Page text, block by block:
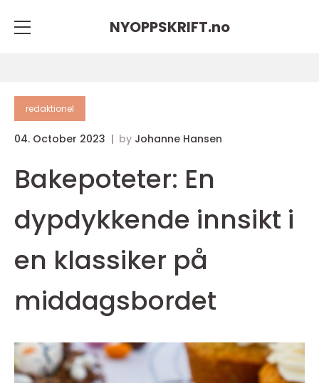
NYOPPSKRIFT.no
redaktionel
04. October 2023 by Johanne Hansen
Bakepoteter: En
dypdykkende innsikt i
en klassiker på
middagsbordet